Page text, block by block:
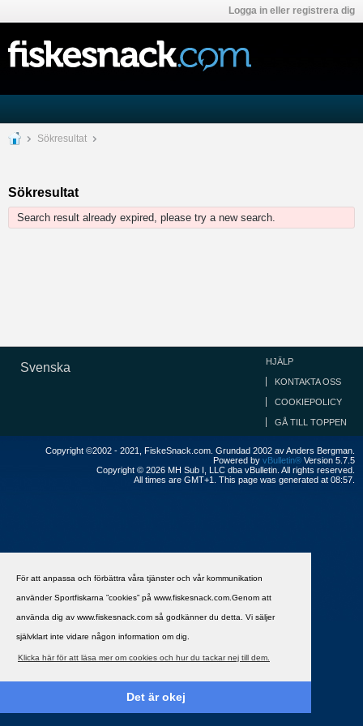
För att anpassa och förbättra våra tjänster och vår kommunikation
använder Sportfiskarna ”cookies” på www.fiskesnack.com.Genom att
använda dig av www.fiskesnack.com så godkänner du detta. Vi säljer
självklart inte vidare någon information om dig.
Klicka här för att läsa mer om cookies och hur du tackar nej till dem.
Det är okej
Logga in eller registrera dig
Sökresultat
Sökresultat
Search result already expired, please try a new search.
Svenska HJÄLP
KONTAKTA OSS
COOKIEPOLICY
GÅ TILL TOPPEN
Copyright ©2002 - 2021, FiskeSnack.com. Grundad 2002 av Anders Bergman.
Powered by vBulletin® Version 5.7.5
Copyright © 2026 MH Sub I, LLC dba vBulletin. All rights reserved.
All times are GMT+1. This page was generated at 08:57.